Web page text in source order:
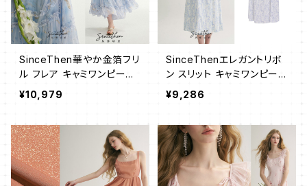
SinceThen華やか金箔フリ
ル フレア キャミワンピース
ロング
¥10,979
SinceThenエレガントリボ
ン スリット キャミワンピース
ロング
¥9,286